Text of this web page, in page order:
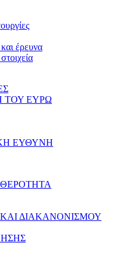
έρευνα
ΤΟΥ ΕΥΡΩ
ΕΥΘΥΝΗ
ΔΙΑΚΑΝΟΝΙΣΜΟΥ